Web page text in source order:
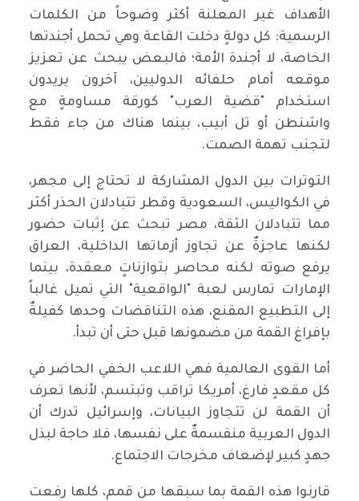
الأهداف غير المعلنة أكثر وضوحاً من الكلمات
الرسمية: كل دولةٍ دخلت القاعة وهي تحمل أجندتها
الخاصة، لا أجندة الأمة؛ فالبعض يبحث عن تعزيز
موقعه أمام حلفائه الدوليين، آخرون يريدون
استخدام "قضية العرب" كورقة مساومةٍ مع
واشنطن أو تل أبيب، بينما هناك من جاء فقط
لتجنب تهمة الصمت.
‏التوترات بين الدول المشاركة لا تحتاج إلى مجهر،
في الكواليس، السعودية وقطر تتبادلان الحذر أكثر
مما تتبادلان الثقة، مصر تبحث عن إثبات حضور
لكنها عاجزةٌ عن تجاوز أزماتها الداخلية، العراق
يرفع صوته لكنه محاصر بتوازناتٍ معقدة، بينما
الإمارات تمارس لعبة "الواقعية" التي تميل غالباً
إلى التطبيع المقنع، هذه التناقضات وحدها كفيلةٌ
بإفراغ القمة من مضمونها قبل حتى أن تبدأ.
‏أما القوى العالمية فهي اللاعب الخفي الحاضر في
كل مقعدٍ فارغ، أمريكا تراقب وتبتسم، لأنها تعرف
أن القمة لن تتجاوز البيانات، وإسرائيل تدرك أن
الدول العربية منقسمةٌ على نفسها، فلا حاجة لبذل
جهدٍ كبير لإضعاف مخرجات الاجتماع.
‏قارنوا هذه القمة بما سبقها من قمم، كلها رفعت